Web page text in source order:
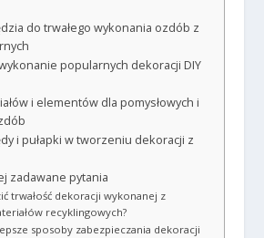
do trwałego wykonania ozdób z
popularnych dekoracji DIY
i elementów dla pomysłowych i
i pułapki w tworzeniu dekoracji z
zadawane pytania
trwałość dekoracji wykonanej z
recyklingowych?
sposoby zabezpieczania dekoracji